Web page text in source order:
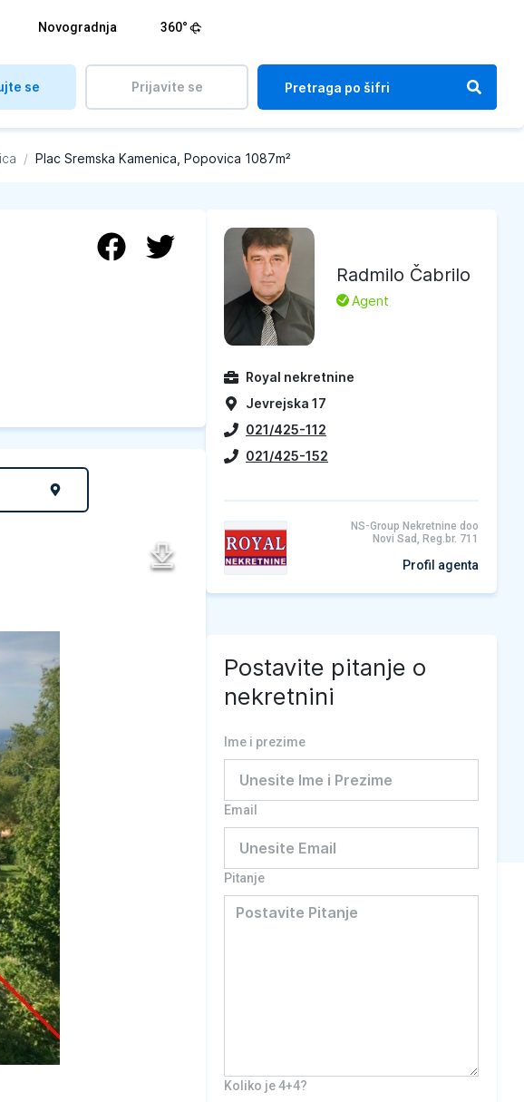
Novogradnja 360°
se Prijavite se
/ Plac Sremska Kamenica, Popovica 1087m²
Radmilo Čabrilo
L Agent
Royal nekretnine
Jevrejska 17
021/425-112
021/425-152
NS-Group Nekretnine doo
Novi Sad, Reg.br. 711
Profil agenta
Postavite pitanje o
nekretnini
Ime i prezime
Email
Pitanje
Koliko je 4+4?